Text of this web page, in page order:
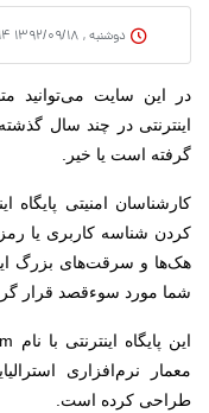
دوشنبه , ۱۳۹۲/۰۹/۱۸ ۱۱:۱۴
در این سایت
اینترنتی در چند سال
گرفته است یا خیر.
کارشناسان امنیتی پایگاه
کردن شناسه کاربری یا
هک‌ها و سرقت‌های بزرگ
شما مورد سوءقصد قرار
طراحی کرده است.